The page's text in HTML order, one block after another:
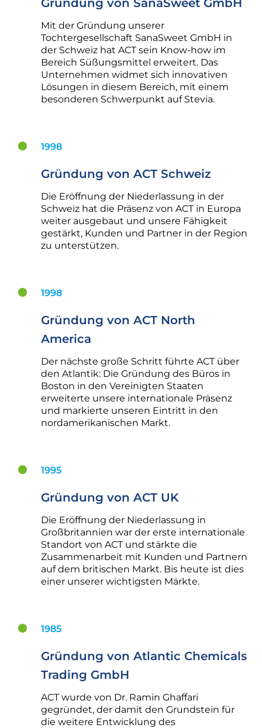
Gründung von SanaSweet GmbH
Mit der Gründung unserer
Tochtergesellschaft SanaSweet GmbH in
der Schweiz hat ACT sein Know-how im
Bereich Süßungsmittel erweitert. Das
Unternehmen widmet sich innovativen
Lösungen in diesem Bereich, mit einem
besonderen Schwerpunkt auf Stevia.
1998
Gründung von ACT Schweiz
Die Eröffnung der Niederlassung in der
Schweiz hat die Präsenz von ACT in Europa
weiter ausgebaut und unsere Fähigkeit
gestärkt, Kunden und Partner in der Region
zu unterstützen.
1998
Gründung von ACT North
America
Der nächste große Schritt führte ACT über
den Atlantik: Die Gründung des Büros in
Boston in den Vereinigten Staaten
erweiterte unsere internationale Präsenz
und markierte unseren Eintritt in den
nordamerikanischen Markt.
1995
Gründung von ACT UK
Die Eröffnung der Niederlassung in
Großbritannien war der erste internationale
Standort von ACT und stärkte die
Zusammenarbeit mit Kunden und Partnern
auf dem britischen Markt. Bis heute ist dies
einer unserer wichtigsten Märkte.
1985
Gründung von Atlantic Chemicals
Trading GmbH
ACT wurde von Dr. Ramin Ghaffari
gegründet, der damit den Grundstein für
die weitere Entwicklung des